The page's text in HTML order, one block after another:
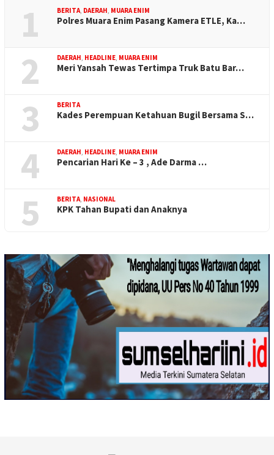
1 BERITA, DAERAH, MUARA ENIM
Polres Muara Enim Pasang Kamera ETLE, Ka…
2 DAERAH, HEADLINE, MUARA ENIM
Meri Yansah Tewas Tertimpa Truk Batu Bar…
3 BERITA
Kades Perempuan Ketahuan Bugil Bersama S…
4 DAERAH, HEADLINE, MUARA ENIM
Pencarian Hari Ke – 3 , Ade Darma …
5 BERITA, NASIONAL
KPK Tahan Bupati dan Anaknya